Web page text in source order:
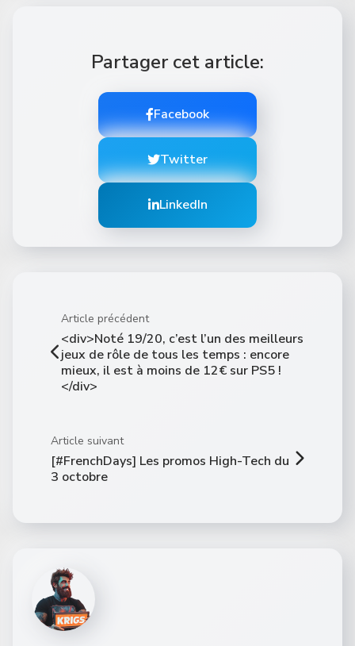
Partager cet article:
Facebook
Twitter
LinkedIn
Article précédent
<div>Noté 19/20, c’est l’un des meilleurs
jeux de rôle de tous les temps : encore
mieux, il est à moins de 12€ sur PS5 !
</div>
Article suivant
[#FrenchDays] Les promos High-Tech du
3 octobre